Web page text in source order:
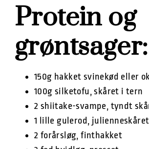
Protein og
grøntsager:
150g hakket svinekød eller
100g silketofu, skåret i tern
2 shiitake-svampe, tyndt
1 lille gulerod, julienneskåret
2 forårsløg, finthakket